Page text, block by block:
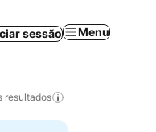
sessão Menu
resultados